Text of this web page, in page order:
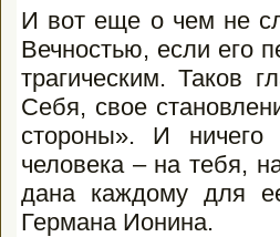
И вот еще о чем не
Вечностью, если его
трагическим. Таков
Себя, свое
стороны». И ничего
человека – на тебя,
дана каждому для
Германа Ионина.